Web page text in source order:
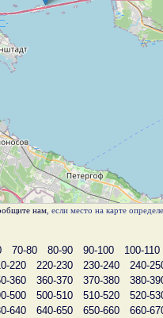
нам , если место на карте
70-80 80-90 90-100 100-110
220 220-230 230-240 240-
360 360-370 370-380 380-
500 500-510 510-520 520-
640 640-650 650-660 660-